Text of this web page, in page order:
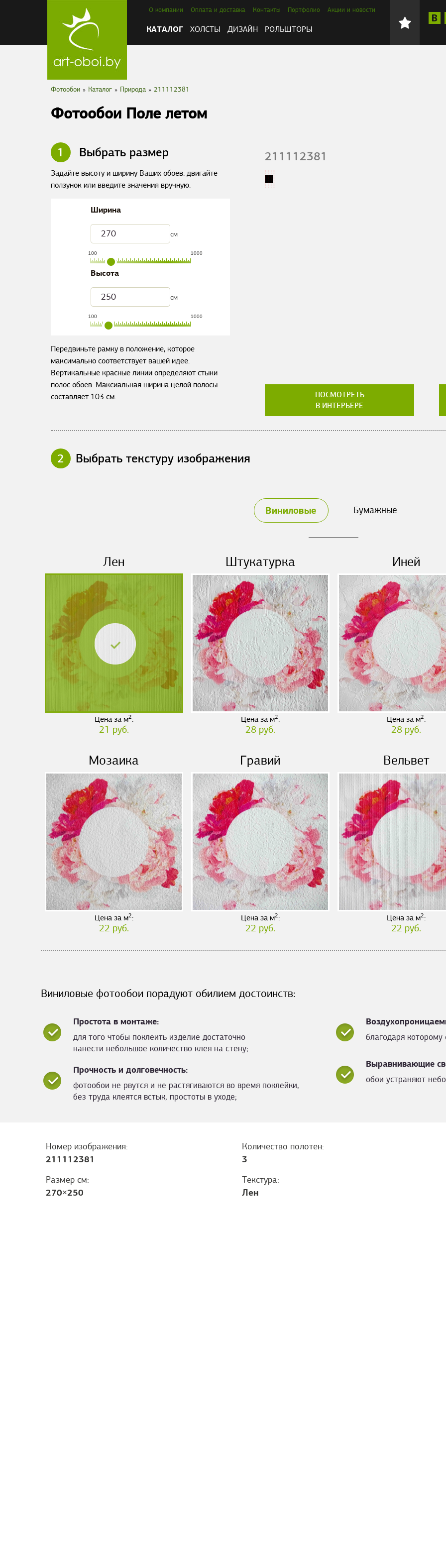
О компании Оплата и доставка Контакты Портфолио Акции и новости
КАТАЛОГ ХОЛСТЫ ДИЗАЙН РОЛЬШТОРЫ
Фотообои » Каталог » Природа » 211112381
Фотообои Поле летом
1 Выбрать размер
Задайте высоту и ширину Ваших обоев: двигайте
ползунок или введите значения вручную.
Ширина
см
100 1000
Высота
см
100 1000
Передвиньте рамку в положение, которое
максимально соответствует вашей идее.
Вертикальные красные линии определяют стыки
полос обоев. Максиальная ширина целой полосы
составляет 103 см.
211112381
ПОСМОТРЕТЬ
В ИНТЕРЬЕРЕ
2 Выбрать текстуру изображения
Виниловые Бумажные
Лен
Цена за м2:
21 руб.
Штукатурка
Цена за м2:
28 руб.
Иней
Цена за м2:
28 руб.
Мозаика
Цена за м2:
22 руб.
Гравий
Цена за м2:
22 руб.
Вельвет
Цена за м2:
22 руб.
Виниловые фотообои порадуют обилием достоинств:
Простота в монтаже:
для того чтобы поклеить изделие достаточно
нанести небольшое количество клея на стену;
благодаря
Выравнивающие
обои устраняют
Прочность и долговечность:
фотообои не рвутся и не растягиваются во время поклейки,
без труда клеятся встык, простоты в уходе;
Номер изображения:
211112381
Количество полотен:
3
Размер см:
270×250
Текстура:
Лен